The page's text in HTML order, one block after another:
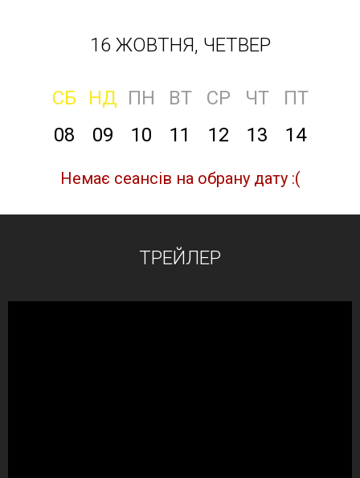
16 ЖОВТНЯ, ЧЕТВЕР
СБ НД ПН ВТ СР ЧТ
ПТ
08
09 10 11 12 13 14
Немає сеансів на обрану дату :(
ТРЕЙЛЕР